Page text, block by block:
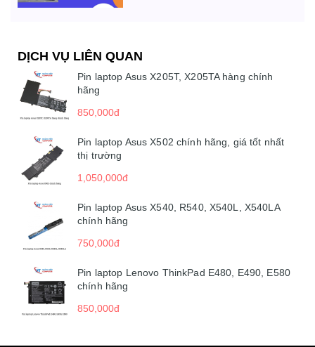
DỊCH VỤ LIÊN QUAN
Pin laptop Asus X205T, X205TA hàng chính
hãng
850,000đ
Pin laptop Asus X502 chính hãng, giá tốt nhất
thị trường
1,050,000đ
Pin laptop Asus X540, R540, X540L, X540LA
chính hãng
750,000đ
Pin laptop Lenovo ThinkPad E480, E490, E580
chính hãng
850,000đ